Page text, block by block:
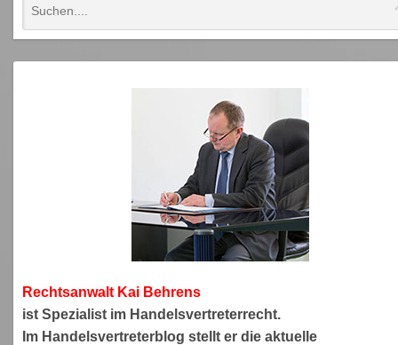
Rechtsanwalt Kai Behrens
ist Spezialist im Handelsvertreterrecht.
Im Handelsvertreterblog stellt er die aktuelle